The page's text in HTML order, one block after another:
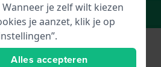
Plaats in wenslijst
Wanneer je zelf wilt kiezen
je aanzet, klik je op
Alles accepteren